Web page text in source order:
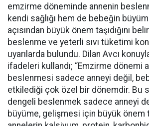
emzirme döneminde annenin
kendi sağlığı hem de bebeğin
açısından büyük önem taşıdığını
beslenme ve yeterli sıvı tüketimi
uyarılarda bulundu. Dilan Avcı
ifadeleri kullandı; “Emzirme dönemi
beslenmesi sadece anneyi değil,
etkilediği çok özel bir dönemdir. Bu
dengeli beslenmek sadece anneyi
büyüme, gelişmesi için büyük önem